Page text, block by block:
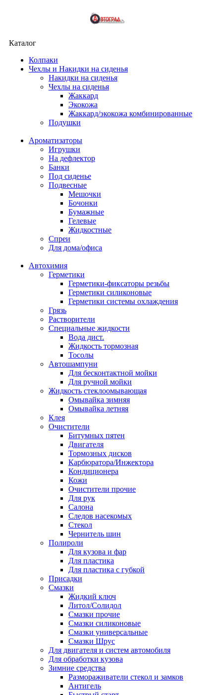
Каталог
Колпаки
Чехлы и Накидки на сиденья
Накидки на сиденья
Чехлы на сиденья
Жаккард
Экокожа
Жаккард/экокожа комбинированные
Подушки
Ароматизаторы
Игрушки
На дефлектор
Банки
Под сиденье
Подвесные
Мешочки
Бочонки
Бумажные
Гелевые
Жидкостные
Спреи
Для дома/офиса
Автохимия
Герметики
Герметики-фиксаторы резьбы
Герметики силиконовые
Герметики системы охлаждения
Грязь
Растворители
Специальные жидкости
Вода дист.
Жидкость тормозная
Тосолы
Автошампуни
Для бесконтактной мойки
Для ручной мойки
Жидкость стеклоомывающая
Омывайка зимняя
Омывайка летняя
Клея
Очистители
Битумных пятен
Двигателя
Тормозных дисков
Карбюратора/Инжектора
Кондиционера
Кожи
Очистители прочие
Для рук
Салона
Следов насекомых
Стекол
Чернитель шин
Полироли
Для кузова и фар
Для пластика
Для пластика с губкой
Присадки
Смазки
Жидкий ключ
Литол/Солидол
Смазки прочие
Смазки силиконовые
Смазки универсальные
Смазки Шрус
Для двигателя и систем автомобиля
Для обработки кузова
Зимние средства
Размораживатели стекол и замков
Антигель